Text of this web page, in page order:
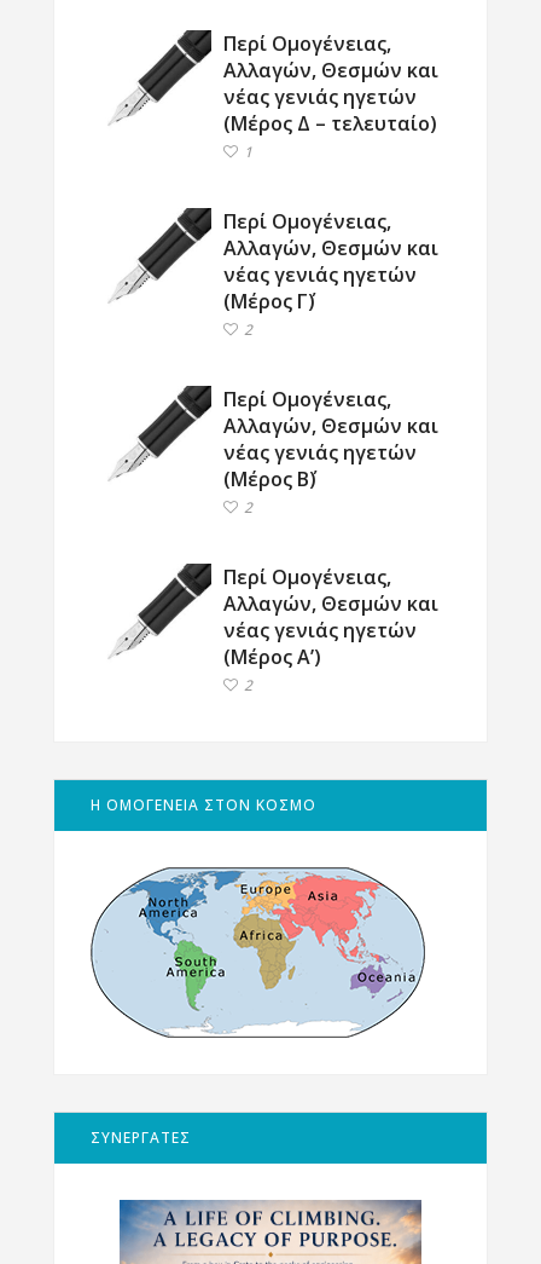
Περί Ομογένειας,
Αλλαγών, Θεσμών και
νέας γενιάς ηγετών
(Μέρος Δ – τελευταίο)
1
Περί Ομογένειας,
Αλλαγών, Θεσμών και
νέας γενιάς ηγετών
(Μέρος Γ΄)
2
Περί Ομογένειας,
Αλλαγών, Θεσμών και
νέας γενιάς ηγετών
(Μέρος Β΄)
2
Περί Ομογένειας,
Αλλαγών, Θεσμών και
νέας γενιάς ηγετών
(Μέρος Α’)
2
Η ΟΜΟΓΕΝΕΙΑ ΣΤΟΝ ΚΟΣΜΟ
ΣΥΝΕΡΓΑΤΕΣ